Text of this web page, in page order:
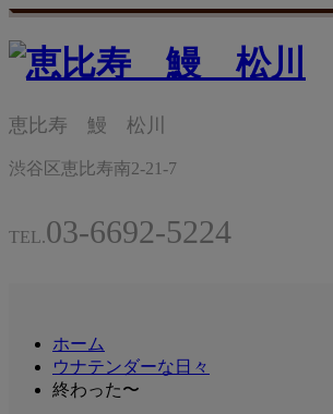
恵比寿 鰻 松川
渋谷区恵比寿南2-21-7
TEL.03-6692-5224
ホーム
ウナテンダーな日々
終わった〜